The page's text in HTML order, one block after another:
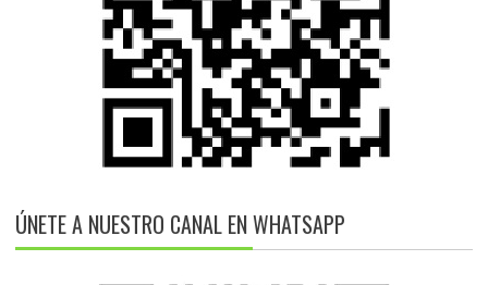
ÚNETE A NUESTRO CANAL EN WHATSAPP